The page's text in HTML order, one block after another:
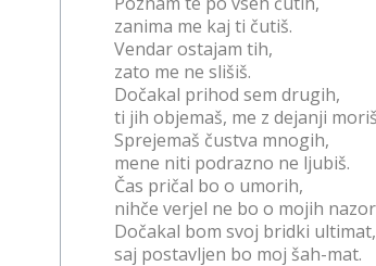
zanima me kaj ti čutiš.
Vendar ostajam tih,
zato me ne slišiš.
Dočakal prihod sem drugih,
ti jih objemaš, me z dejanji
Sprejemaš čustva mnogih,
mene niti podrazno ne ljubiš.
Čas pričal bo o umorih,
nihče verjel ne bo o mojih
Dočakal bom svoj bridki ultimat,
saj postavljen bo moj šah-mat.